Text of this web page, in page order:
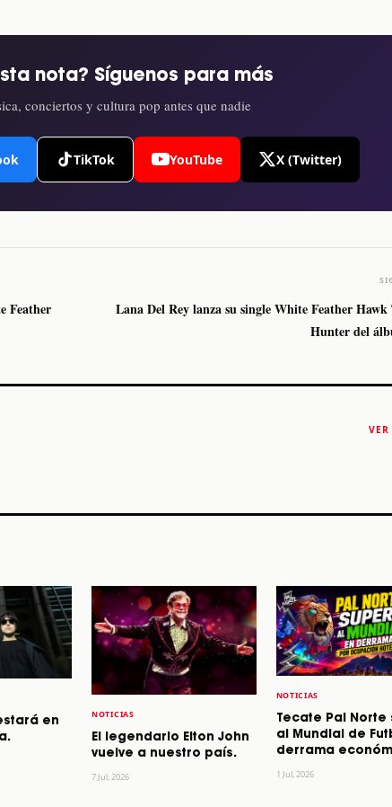
nota? Síguenos para más
conciertos y cultura pop antes que nadie
TikTok YouTube X (Twitter)
Feather
Lana Del Rey lanza su single White Feather Hawk
Hunter del
en
NOTICIAS
El legendario Elton John
vuelve a nuestro país.
7 Jul, 2026
NOTICIAS
Tecate Pal Norte
al Mundial de
derrama
1 Jul, 2026